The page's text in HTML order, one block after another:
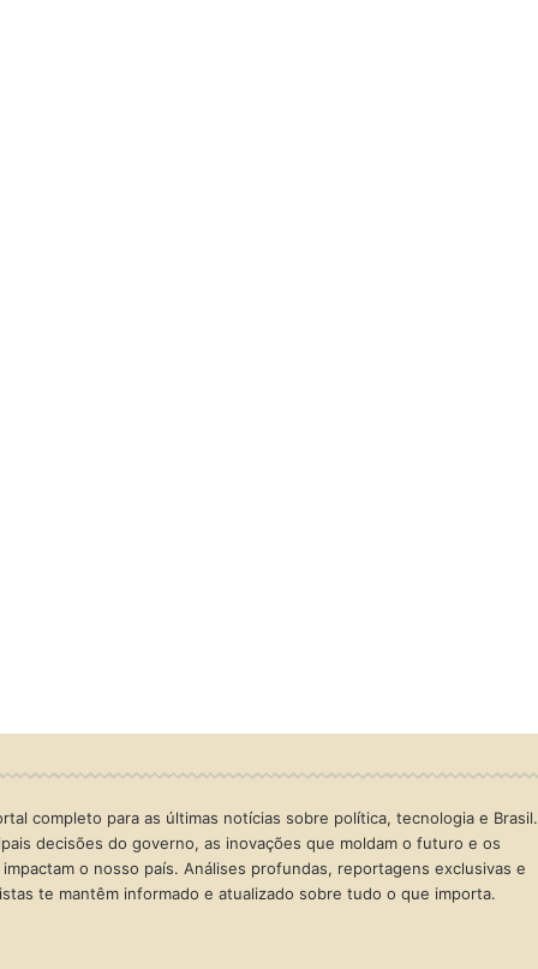
completo para as últimas notícias sobre política, tecnologia e Brasil.
decisões do governo, as inovações que moldam o futuro e os
o nosso país. Análises profundas, reportagens exclusivas e
te mantêm informado e atualizado sobre tudo o que importa.